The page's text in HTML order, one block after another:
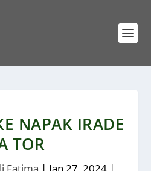
NAPAK IRADE
TOR